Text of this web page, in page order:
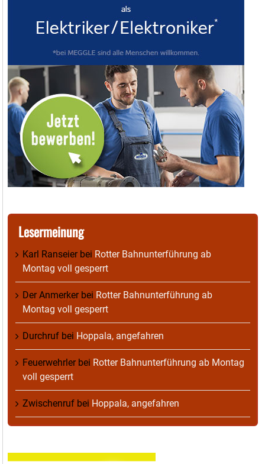
Lesermeinung
Karl Ranseierbei Rotter Bahnunterführung ab
Montag voll gesperrt
Der Anmerkerbei Rotter Bahnunterführung ab
Montag voll gesperrt
Durchruf bei Hoppala, angefahren
Feuerwehrlerbei Rotter Bahnunterführung ab Montag
voll gesperrt
Zwischenruf bei Hoppala, angefahren